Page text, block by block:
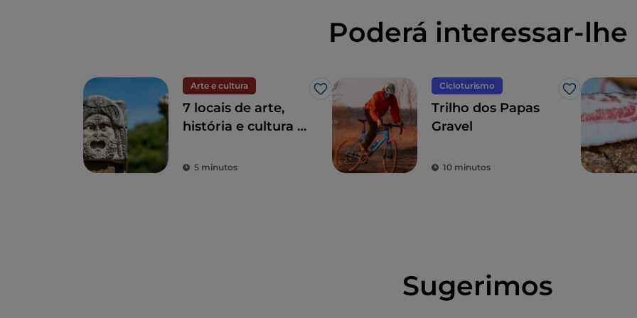
Poderá interessar-lhe
Arte e cultura
Gosto
7 locais de arte,
história e cultura a
5 minutos
Cicloturismo
Gosto
Trilho dos Papas
Gravel
10 minutos
Sugerimos